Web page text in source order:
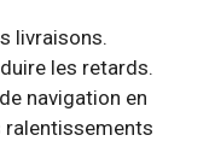
livraisons.
les retards.
navigation en
ralentissements